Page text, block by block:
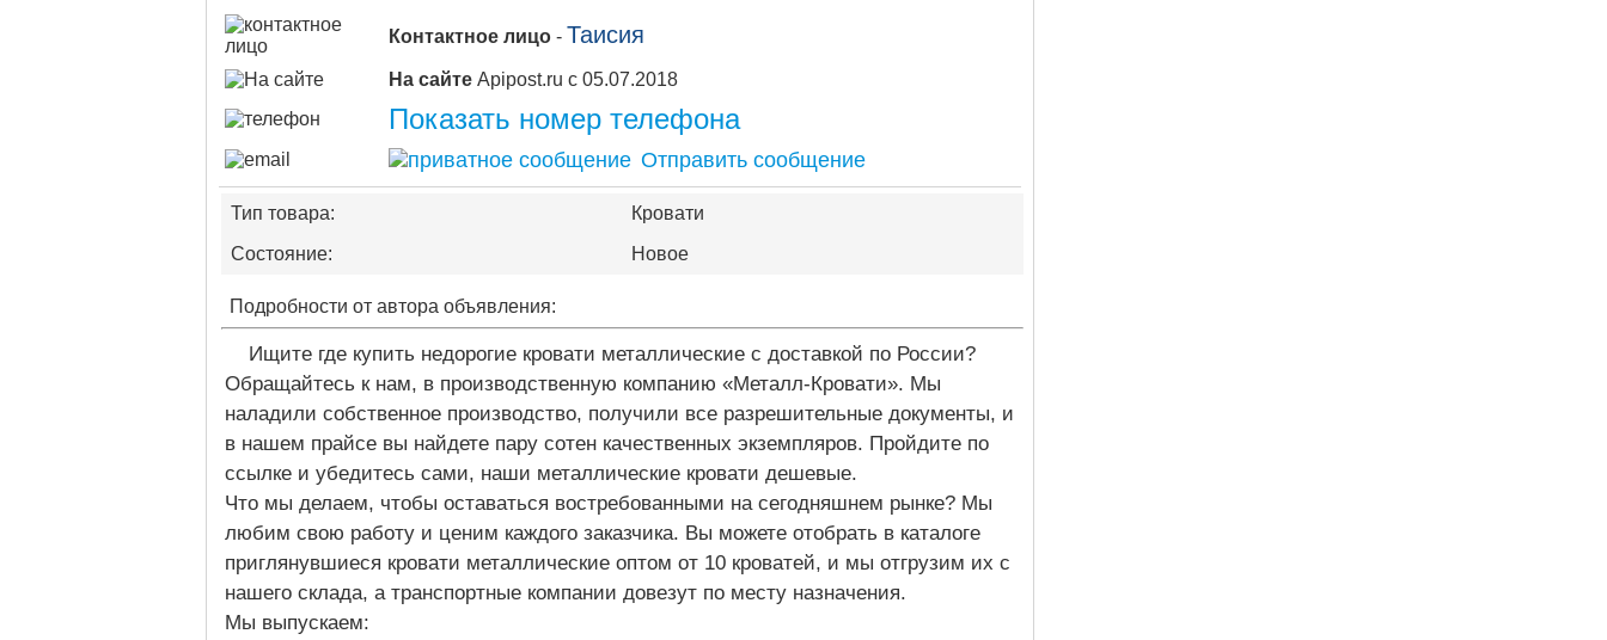
Контактное лицо - Таисия
На сайте Apipost.ru с 05.07.2018
Показать номер телефона
Отправить сообщение
Тип товара:
Кровати
Состояние:
Новое
Подробности от автора объявления:
Ищите где купить недорогие кровати металлические с доставкой по России?
Обращайтесь к нам, в производственную компанию «Металл-Кровати». Мы
наладили собственное производство, получили все разрешительные документы, и
в нашем прайсе вы найдете пару сотен качественных экземпляров. Пройдите по
ссылке и убедитесь сами, наши металлические кровати дешевые.
Что мы делаем, чтобы оставаться востребованными на сегодняшнем рынке? Мы
любим свою работу и ценим каждого заказчика. Вы можете отобрать в каталоге
приглянувшиеся кровати металлические оптом от 10 кроватей, и мы отгрузим их с
нашего склада, а транспортные компании довезут по месту назначения.
Мы выпускаем: